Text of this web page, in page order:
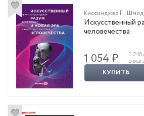
Киссинджер Г.,
Искусственный
человечества
1 054 ₽
1 240
в
КУПИТЬ